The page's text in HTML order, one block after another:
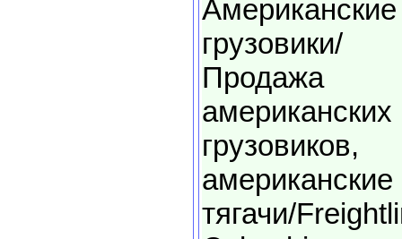
Американские
грузовики/
Продажа
американских
грузовиков,
американские
тягачи/